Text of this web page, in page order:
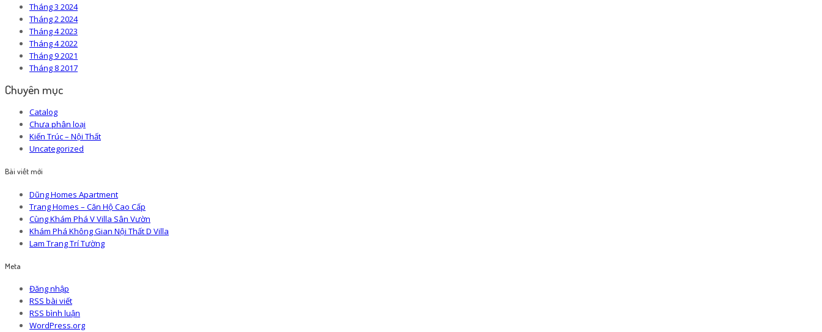
Tháng 3 2024
Tháng 2 2024
Tháng 4 2023
Tháng 4 2022
Tháng 9 2021
Tháng 8 2017
Chuyên mục
Catalog
Chưa phân loại
Kiến Trúc – Nội Thất
Uncategorized
Bài viết mới
Dũng Homes Apartment
Trang Homes – Căn Hộ Cao Cấp
Cùng Khám Phá V Villa Sân Vườn
Khám Phá Không Gian Nội Thất D Villa
Lam Trang Trí Tường
Meta
Đăng nhập
RSS bài viết
RSS bình luận
WordPress.org